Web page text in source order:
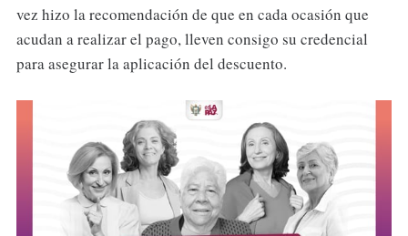
vez hizo la recomendación de que en cada ocasión que
acudan a realizar el pago, lleven consigo su credencial
para asegurar la aplicación del descuento.